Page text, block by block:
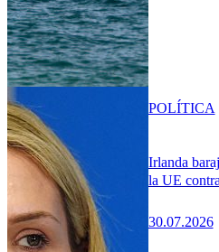
Irlanda
la UE
30.07.2026
POLÍTICA